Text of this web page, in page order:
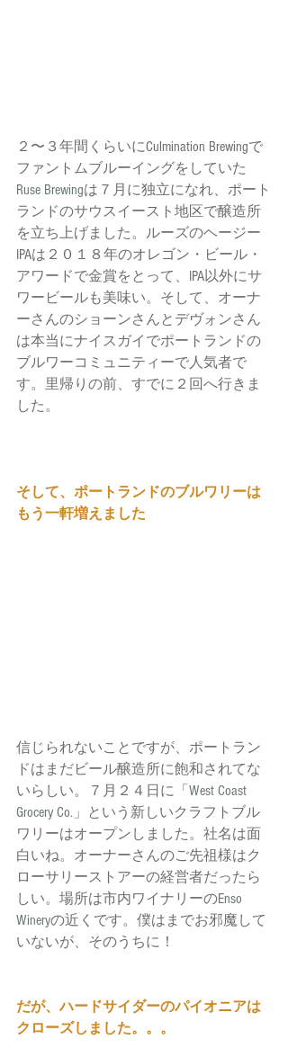
２〜３年間くらいにCulmination Brewingで
ファントムブルーイングをしていた
Ruse Brewingは７月に独立になれ、ポート
ランドのサウスイースト地区で醸造所
を立ち上げました。ルーズのヘージー
IPAは２０１８年のオレゴン・ビール・
アワードで金賞をとって、IPA以外にサ
ワービールも美味い。そして、オーナ
ーさんのショーンさんとデヴォンさん
は本当にナイスガイでポートランドの
ブルワーコミュニティーで人気者で
す。里帰りの前、すでに２回へ行きま
した。
そして、ポートランドのブルワリーは
もう一軒増えました
信じられないことですが、ポートラン
ドはまだビール醸造所に飽和されてな
いらしい。７月２４日に「 West Coast
Grocery Co. 」という新しいクラフトブル
ワリーはオープンしました。社名は面
白いね。オーナーさんのご先祖様はク
ローサリーストアーの経営者だったら
しい。場所は市内ワイナリーのEnso
Wineryの近くです。僕はまでお邪魔して
いないが、そのうちに！
だが、ハードサイダーのパイオニアは
クローズしました。。。